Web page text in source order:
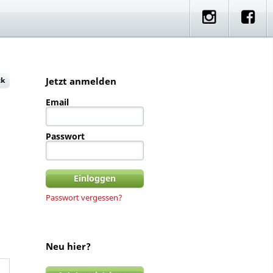
Jetzt anmelden
Email
Passwort
Passwort vergessen?
Neu hier?